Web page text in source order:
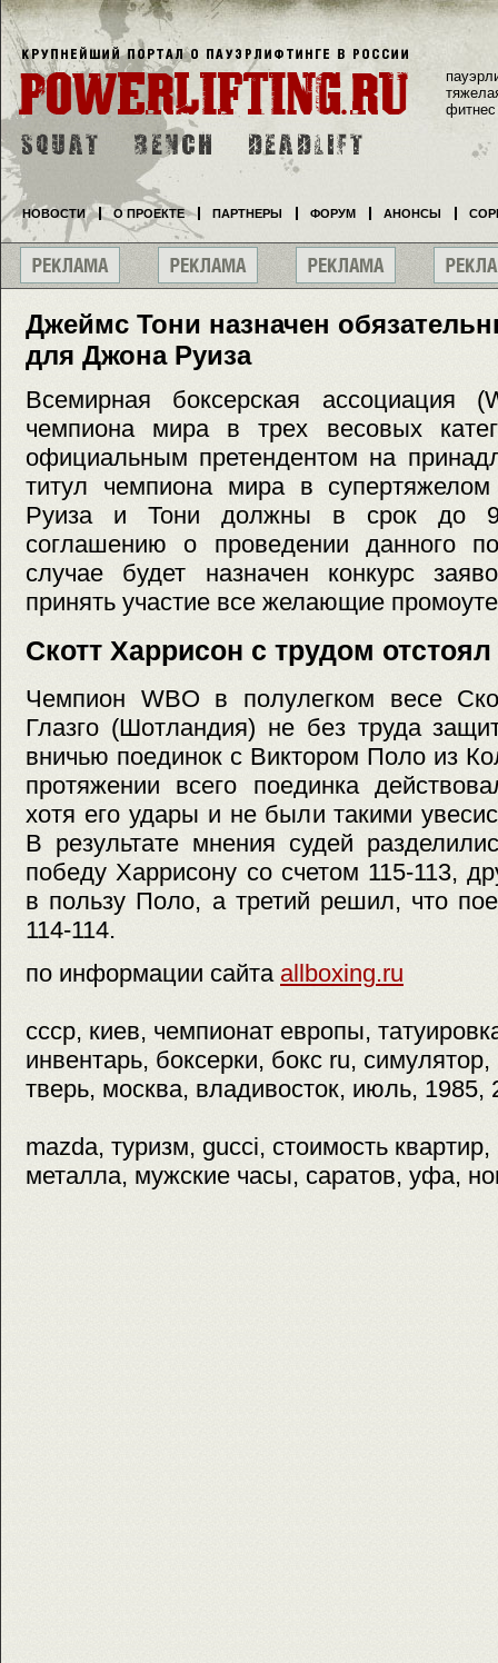
Джеймс Тони назначен
для Джона Руиза
Всемирная боксерская ассоциация
чемпиона мира в трех весовых
официальным претендентом на
титул чемпиона мира в
Руиза и Тони должны в срок до
соглашению о проведении данного
случае будет назначен конкурс
принять участие все желающие
Скотт Харрисон с трудом отстоял
Чемпион WBO в полулегком весе
Глазго (Шотландия) не без труда
вничью поединок с Виктором Поло из
протяжении всего поединка
хотя его удары и не были такими
В результате мнения судей
победу Харрисону со счетом 115-113,
в пользу Поло, а третий решил, что
114-114.
по информации сайта allboxing.ru
ссср, киев, чемпионат европы,
инвентарь, боксерки, бокс ru,
тверь, москва, владивосток, июль, 1985,
mazda, туризм, gucci, стоимость
металла, мужские часы, саратов, уфа,
фитнес
НОВОСТИ О ПРОЕКТЕ ПАРТНЕРЫ ФОРУМ АНОНСЫ